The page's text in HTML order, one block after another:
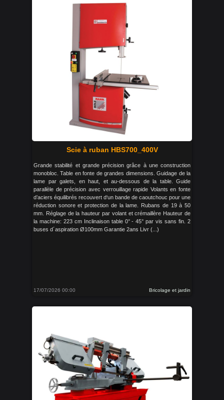
Scie à ruban HBS700_400V
Grande stabilité et grande précision grâce à une construction
monobloc. Table en fonte de grandes dimensions. Guidage de la
lame par galets, en haut, et au-dessous de la table. Guide
parallèle de précision avec verrouillage rapide Volants en fonte
d’aciers équilibrés recouvert d‘un bande de caoutchouc pour une
réduction sonore et protection de la lame. Rubans de 19 à 50
mm. Réglage de la hauteur par volant et crémaillère Hauteur de
la machine: 223 cm Inclinaison table 0° - 45° par vis sans fin. 2
buses d´aspiration Ø100mm Garantie 2ans Livr (...)
17/07/2026 00:00 Bricolage et jardin